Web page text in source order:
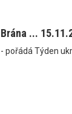
Brána ...
- pořádá Týden